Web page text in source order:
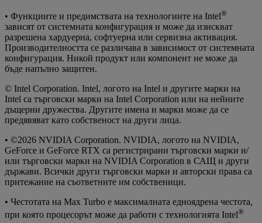
• Функциите и предимствата на технологиите на Intel®
зависят от системната конфигурация и може да изискват
разрешена хардуерна, софтуерна или сервизна активация.
Производителността се различава в зависимост от системната
конфигурация. Никой продукт или компонент не може да
бъде напълно защитен.
© Intel Corporation. Intel, логото на Intel и другите марки на
Intel са търговски марки на Intel Corporation или на нейните
дъщерни дружества. Другите имена и марки може да се
предявяват като собственост на други лица.
• ©2026 NVIDIA Corporation. NVIDIA, логото на NVIDIA,
GeForce и GeForce RTX са регистрирани търговски марки и/
или търговски марки на NVIDIA Corporation в САЩ и други
държави. Всички други търговски марки и авторски права са
притежание на съответните им собственици.
• Честотата на Max Turbo е максималната едноядрена честота,
при която процесорът може да работи с технологията Intel®